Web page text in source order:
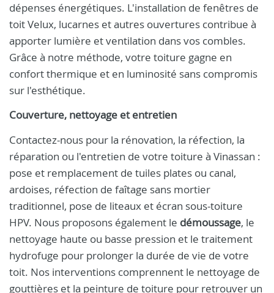
dépenses énergétiques. L'installation de fenêtres de
toit Velux, lucarnes et autres ouvertures contribue à
apporter lumière et ventilation dans vos combles.
Grâce à notre méthode, votre toiture gagne en
confort thermique et en luminosité sans compromis
sur l'esthétique.
Couverture, nettoyage et entretien
Contactez-nous pour la rénovation, la réfection, la
réparation ou l'entretien de votre toiture à Vinassan :
pose et remplacement de tuiles plates ou canal,
ardoises, réfection de faîtage sans mortier
traditionnel, pose de liteaux et écran sous-toiture
HPV. Nous proposons également le démoussage, le
nettoyage haute ou basse pression et le traitement
hydrofuge pour prolonger la durée de vie de votre
toit. Nos interventions comprennent le nettoyage de
gouttières et la peinture de toiture pour retrouver un